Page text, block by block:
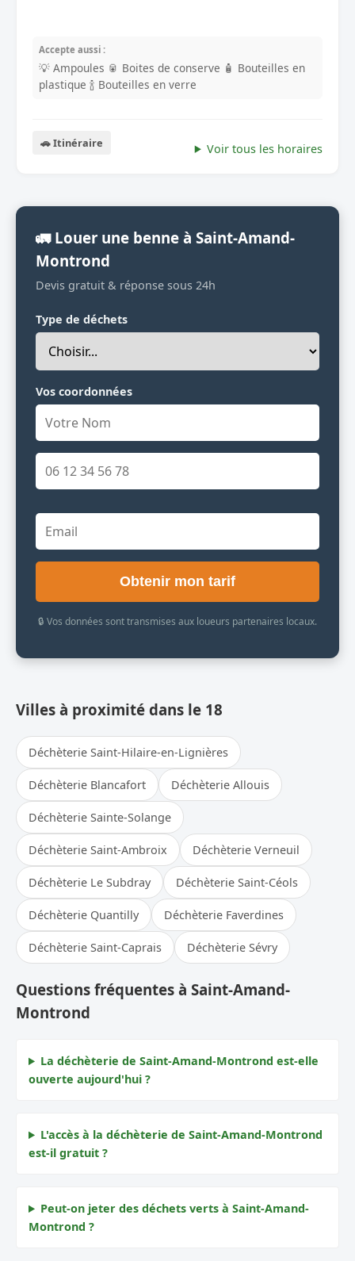
Accepte aussi :
💡 Ampoules 🥫 Boites de conserve 🧴 Bouteilles en
plastique 🍾 Bouteilles en verre
🚗 Itinéraire Voir tous les horaires
🚛 Louer une benne à Saint-Amand-
Montrond
Devis gratuit & réponse sous 24h
Type de déchets
Vos coordonnées
Obtenir mon tarif
🔒 Vos données sont transmises aux loueurs partenaires locaux.
Villes à proximité dans le 18
Déchèterie Saint-Hilaire-en-Lignières
Déchèterie Blancafort Déchèterie Allouis
Déchèterie Sainte-Solange
Déchèterie Saint-Ambroix Déchèterie Verneuil
Déchèterie Le Subdray Déchèterie Saint-Céols
Déchèterie Quantilly Déchèterie Faverdines
Déchèterie Saint-Caprais Déchèterie Sévry
Questions fréquentes à Saint-Amand-
Montrond
La déchèterie de Saint-Amand-Montrond est-elle
ouverte aujourd'hui ?
L'accès à la déchèterie de Saint-Amand-Montrond
est-il gratuit ?
Peut-on jeter des déchets verts à Saint-Amand-
Montrond ?